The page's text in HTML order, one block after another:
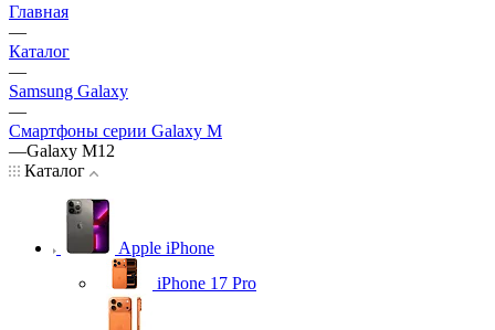
Главная
—
Каталог
—
Samsung Galaxy
—
Смартфоны серии Galaxy M
—Galaxy M12
Каталог
Apple iPhone
iPhone 17 Pro